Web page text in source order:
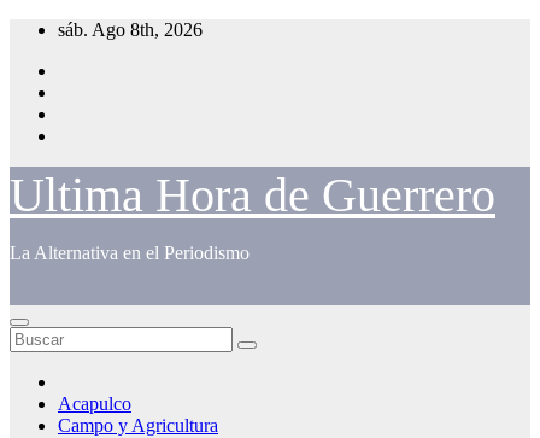
Saltar
contenido
sáb. Ago 8th, 2026
Ultima Hora de Guerrero
La Alternativa en el Periodismo
Acapulco
Campo y Agricultura